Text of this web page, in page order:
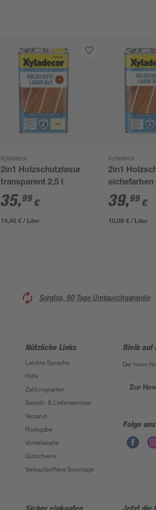
Xyladecor
2in1 Holzschutzlasur
transparent 2,5 l
35,99 €
14,40 € / Liter
Xyladecor
2in1
eichefarben
39,99 €
10,00 € / Liter
Sorglos, 90 Tage Umtauschgarantie
Nützliche Links
Leichte Sprache
Hilfe
Zahlungsarten
Bestell- & Lieferservices
Versand
Rückgabe
Vorteilskarte
Gutscheine
Verkaufsoffene Sonntage
Bleib auf
Der toom
Zur
Folge uns
Sicher einkaufen Jetzt die